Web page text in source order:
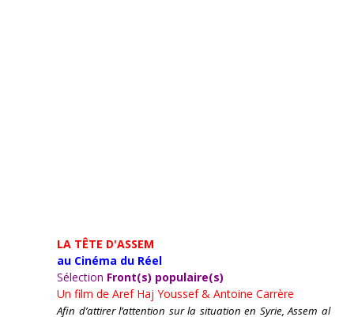
LA TÊTE D'ASSEM
au Cinéma du Réel
Sélection Front(s) populaire(s)
Un film de Aref Haj Youssef & Antoine Carrère
Afin d’attirer l’attention sur la situation en Syrie, Assem al